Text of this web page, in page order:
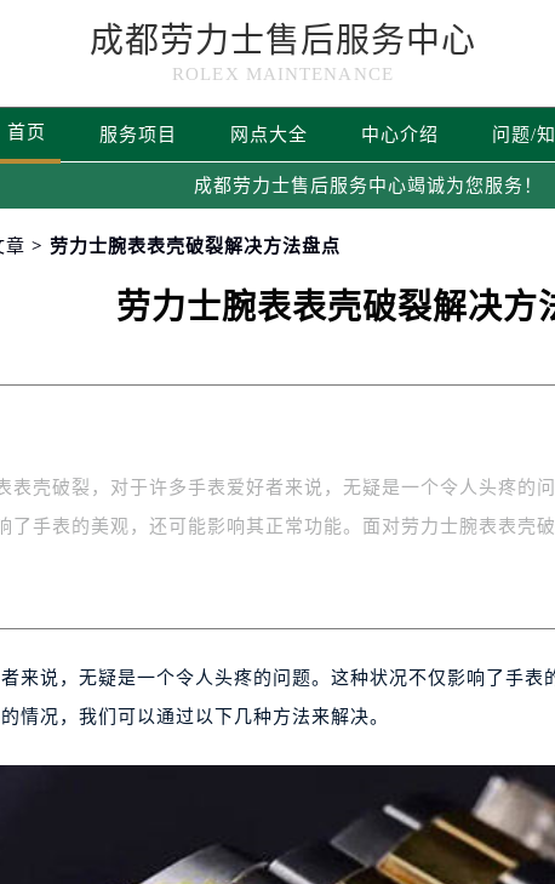
成都劳力士售后服务中心
ROLEX MAINTENANCE
首页 服务项目 网点大全 中心介绍 问题/
成都劳力士售后服务中心竭诚为您服务！
章 > 劳力士腕表表壳破裂解决方法盘点
劳力士腕表表壳破裂解决方
表壳破裂，对于许多手表爱好者来说，无疑是一个令人头疼的
了手表的美观，还可能影响其正常功能。面对劳力士腕表表壳
来说，无疑是一个令人头疼的问题。这种状况不仅影响了手表
情况，我们可以通过以下几种方法来解决。